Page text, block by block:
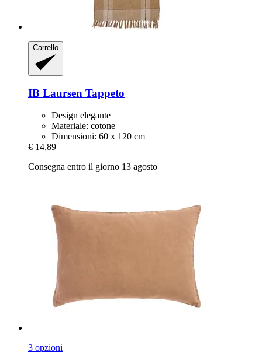
Carrello
IB Laursen Tappeto
Design elegante
Materiale: cotone
Dimensioni: 60 x 120 cm
€ 14,89
Consegna entro il giorno 13 agosto
3 opzioni